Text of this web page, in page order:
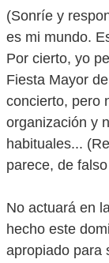
(Sonríe y
es mi mundo.
Por cierto, yo
Fiesta Mayor
concierto, pero
organización y
habituales...
parece, de
No actuará en
hecho este
apropiado para